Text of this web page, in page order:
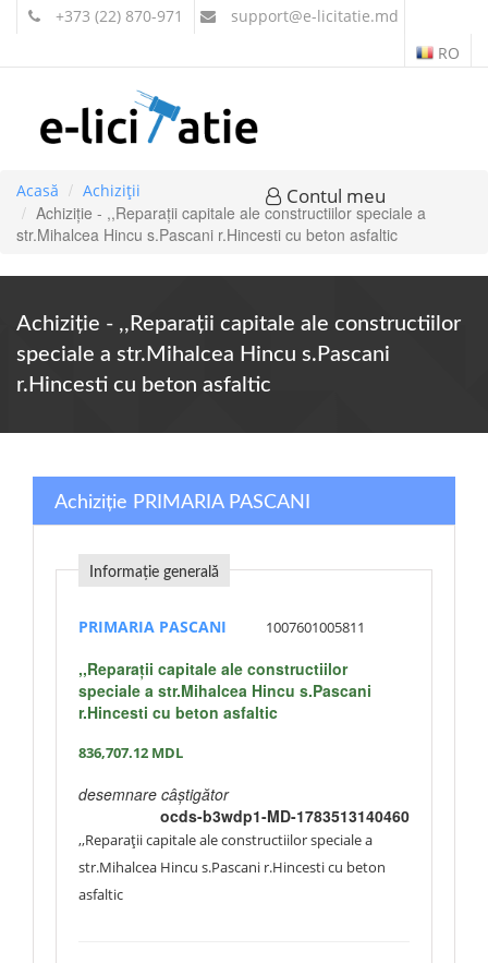
+373 (22) 870-971 support@e-licitatie.md
RO
Contul meu
Acasă Achiziții
Achiziție - ,,Reparații capitale ale constructiilor speciale a
str.Mihalcea Hincu s.Pascani r.Hincesti cu beton asfaltic
Achiziție - ,,Reparații capitale ale constructiilor
speciale a str.Mihalcea Hincu s.Pascani
r.Hincesti cu beton asfaltic
Achiziție PRIMARIA PASCANI
Informație generală
PRIMARIA PASCANI 1007601005811
,,Reparații capitale ale constructiilor
speciale a str.Mihalcea Hincu s.Pascani
r.Hincesti cu beton asfaltic
836,707.12 MDL
desemnare câștigător
ocds-b3wdp1-MD-1783513140460
,,Reparații capitale ale constructiilor speciale a
str.Mihalcea Hincu s.Pascani r.Hincesti cu beton
asfaltic